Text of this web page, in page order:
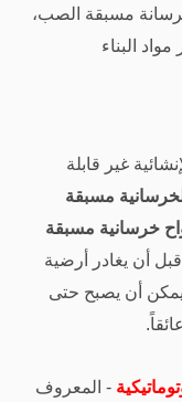
مسبقة الصب،
البناء
غير قابلة
مسبقة
خرسانية مسبقة
أن يغادر أرضية
يمكن أن يصبح حتى
- المعروف